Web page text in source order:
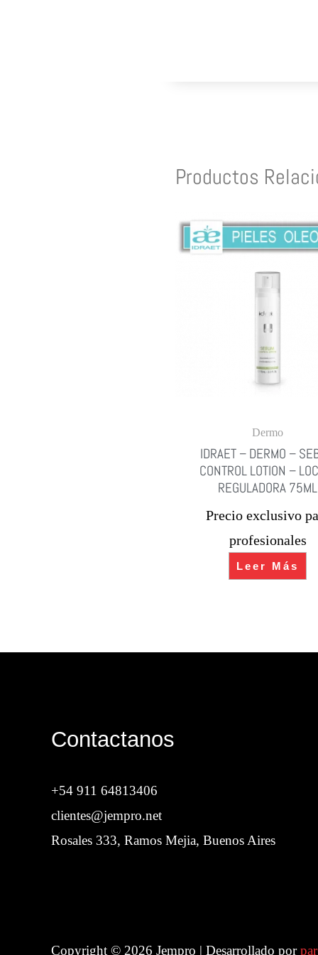
Productos
Dermo
IDRAET – DERMO –
CONTROL LOTION –
REGULADORA 75ML
Precio exclusivo
profesionales
Leer Más
Contactanos
+54 911 64813406
clientes@jempro.net
Rosales 333, Ramos Mejia, Buenos Aires
Copyright © 2026 Jempro | Desarrollado por